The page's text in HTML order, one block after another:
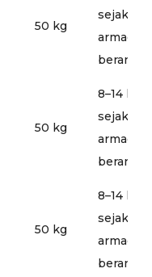
50 kg
sejak
armada
50 kg
8–14 hari
sejak
armada
50 kg
8–14 hari
sejak
armada